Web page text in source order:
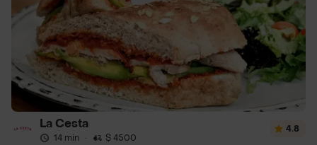
La Cesta
14 min · $ 4500
4.8